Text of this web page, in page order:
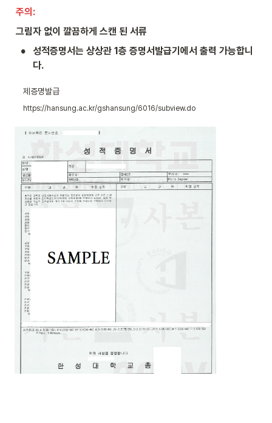
주의:
그림자 없이 깔끔하게 스캔 된 서류
•
성적증명서는 상상관 1층 증명서발급기에서 출력 가능합니
다.
제증명발급
https://hansung.ac.kr/gshansung/6016/subview.do